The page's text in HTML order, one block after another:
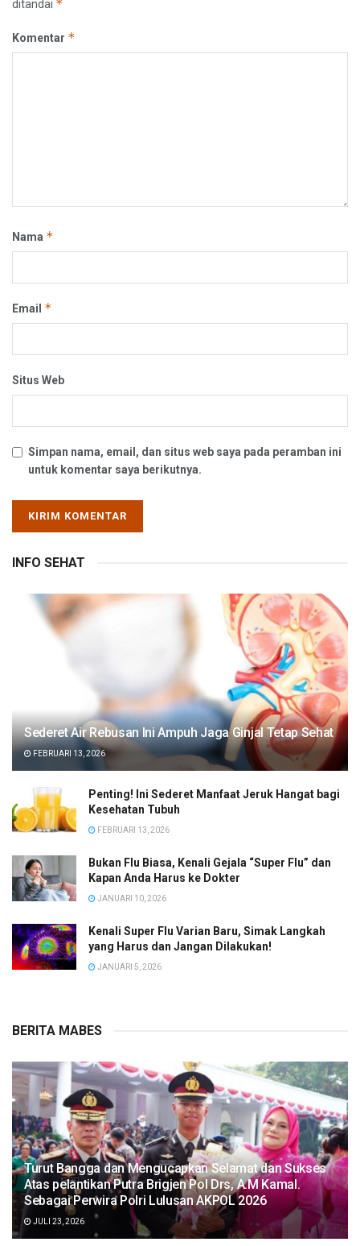
ditandai *
Komentar *
Nama *
Email *
Situs Web
Simpan nama, email, dan situs web saya pada peramban ini
untuk komentar saya berikutnya.
INFO SEHAT
Sederet Air Rebusan Ini Ampuh Jaga Ginjal Tetap Sehat
FEBRUARI 13, 2026
Penting! Ini Sederet Manfaat Jeruk Hangat bagi
Kesehatan Tubuh
FEBRUARI 13, 2026
Bukan Flu Biasa, Kenali Gejala “Super Flu” dan
Kapan Anda Harus ke Dokter
JANUARI 10, 2026
Kenali Super Flu Varian Baru, Simak Langkah
yang Harus dan Jangan Dilakukan!
JANUARI 5, 2026
BERITA MABES
Turut Bangga dan Mengucapkan Selamat dan Sukses
Atas pelantikan Putra Brigjen Pol Drs, A.M Kamal.
Sebagai Perwira Polri Lulusan AKPOL 2026
JULI 23, 2026